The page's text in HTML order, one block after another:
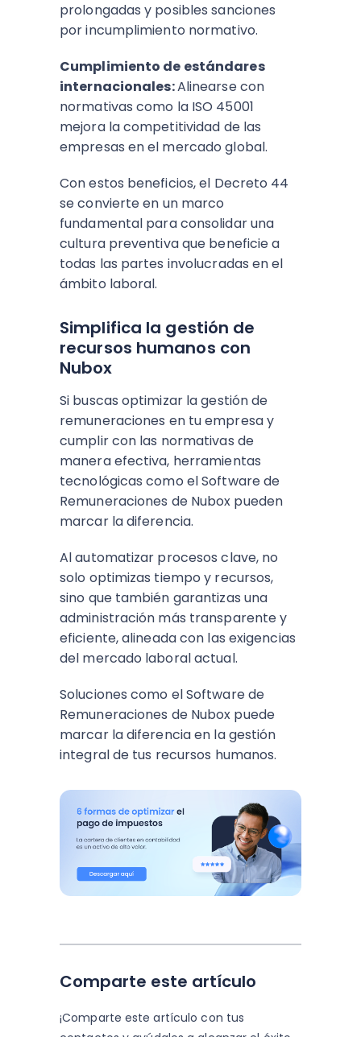
prolongadas y posibles sanciones
por incumplimiento normativo.
Cumplimiento de estándares
internacionales:Alinearse con
normativas como la ISO 45001
mejora la competitividad de las
empresas en el mercado global.
Con estos beneficios, el Decreto 44
se convierte en un marco
fundamental para consolidar una
cultura preventiva que beneficie a
todas las partes involucradas en el
ámbito laboral.
Simplifica la gestión de
recursos humanos con
Nubox
Si buscas optimizar la gestión de
remuneraciones en tu empresa y
cumplir con las normativas de
manera efectiva, herramientas
tecnológicas como el Software de
Remuneraciones de Nubox pueden
marcar la diferencia.
Al automatizar procesos clave, no
solo optimizas tiempo y recursos,
sino que también garantizas una
administración más transparente y
eficiente, alineada con las exigencias
del mercado laboral actual.
Soluciones como el Software de
Remuneraciones de Nubox puede
marcar la diferencia en la gestión
integral de tus recursos humanos.
Comparte este artículo
¡Comparte este artículo con tus